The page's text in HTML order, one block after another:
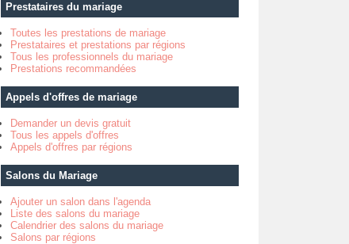
Prestataires du mariage
Toutes les prestations de mariage
Prestataires et prestations par régions
Tous les professionnels du mariage
Prestations recommandées
Appels d'offres de mariage
Demander un devis gratuit
Tous les appels d'offres
Appels d'offres par régions
Salons du Mariage
Ajouter un salon dans l'agenda
Liste des salons du mariage
Calendrier des salons du mariage
Salons par régions